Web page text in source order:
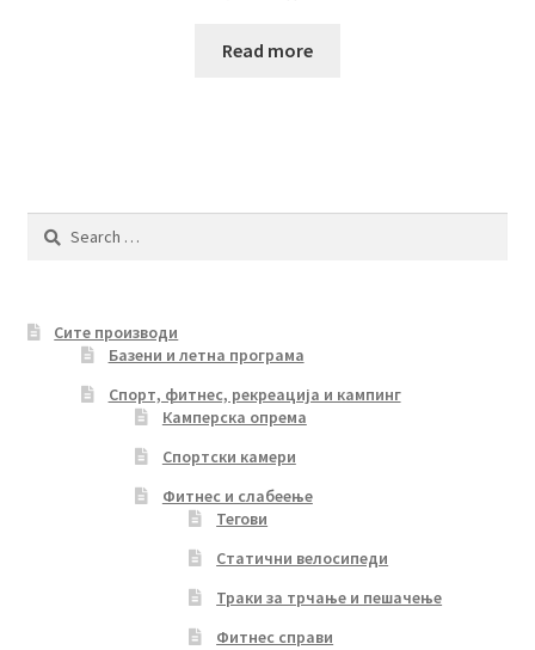
Read more
Search
Сите производи
Базени и летна програма
Спорт, фитнес, рекреација и кампинг
Камперска опрема
Спортски камери
Фитнес и слабеење
Тегови
Статични велосипеди
Траки за трчање и пешачење
Фитнес справи